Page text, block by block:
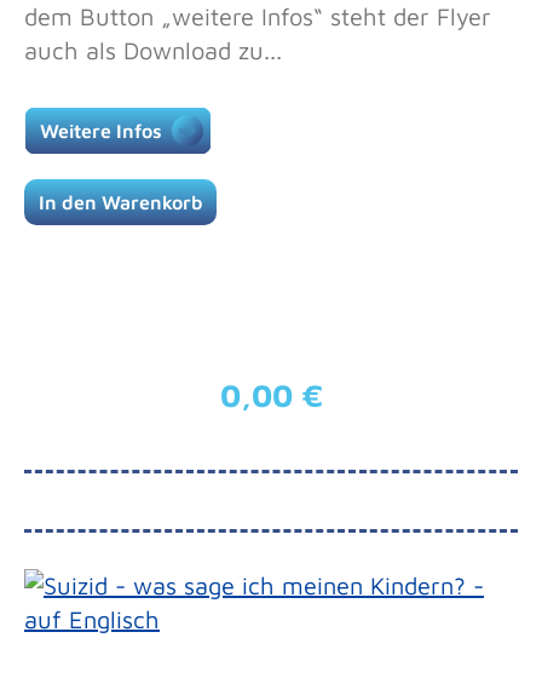
dem Button „weitere Infos“ steht der Flyer
auch als Download zu...
Weitere Infos
In den Warenkorb
Regulärer Preis:
0,00 €